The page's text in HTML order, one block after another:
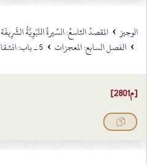
الوجيز › المقصدُ التّاسعُ: السِّيرةُ النَّبَوِيَّةُ الشَّرِيفَة
› الفصل السابع: المعجزات › 5 ـ باب: انشقاق القمر
[م2801]